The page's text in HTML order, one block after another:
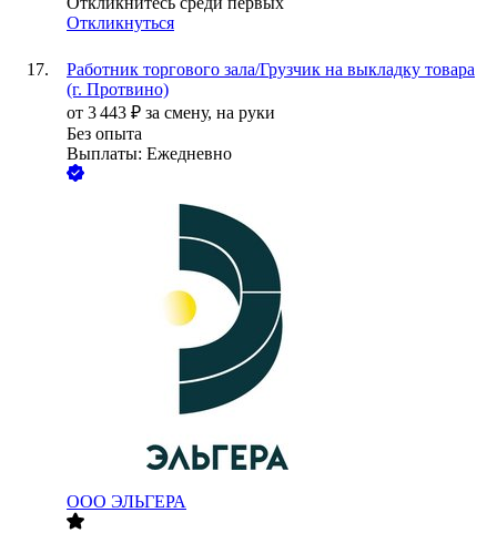
Откликнуться
Работник торгового зала/Грузчик на выкладку товара
(г. Протвино)
от 3 443 ₽ за смену, на руки
Без опыта
Выплаты: Ежедневно
ООО ЭЛЬГЕРА